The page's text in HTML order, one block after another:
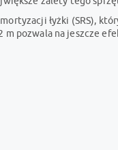
łyżki (SRS),
m pozwala na jeszcze